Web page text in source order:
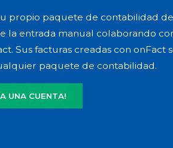
propio paquete de contabilidad
la entrada manual colaborando
Sus facturas creadas con onFact
paquete de contabilidad.
UNA CUENTA!